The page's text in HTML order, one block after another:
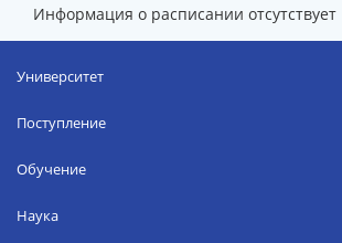
Информация о расписании отсутствует
Университет
Поступление
Обучение
Наука